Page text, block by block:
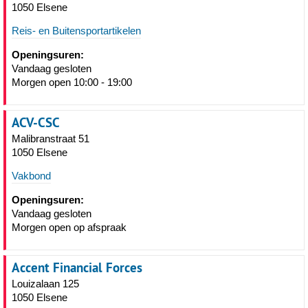
1050 Elsene
Reis- en Buitensportartikelen
Openingsuren:
Vandaag gesloten
Morgen open 10:00 - 19:00
ACV-CSC
Malibranstraat 51
1050 Elsene
Vakbond
Openingsuren:
Vandaag gesloten
Morgen open op afspraak
Accent Financial Forces
Louizalaan 125
1050 Elsene